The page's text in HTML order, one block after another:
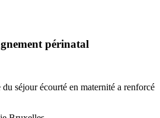
périnatal
séjour écourté en maternité a renforcé